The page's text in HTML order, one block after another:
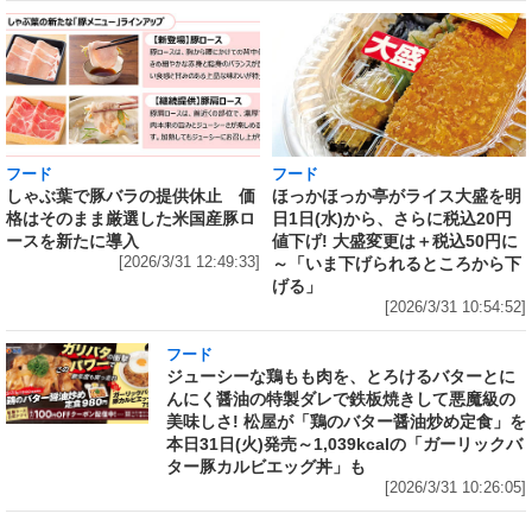
フード
しゃぶ葉で豚バラの提供休止 価
格はそのまま厳選した米国産豚ロ
ースを新たに導入
[2026/3/31 12:49:33]
フード
ほっかほっか亭がライス大盛を明
日1日(水)から、さらに税込20円
値下げ! 大盛変更は＋税込50円に
～「いま下げられるところから下
げる」
[2026/3/31 10:54:52]
フード
ジューシーな鶏もも肉を、とろけるバターとに
んにく醤油の特製ダレで鉄板焼きして悪魔級の
美味しさ! 松屋が「鶏のバター醤油炒め定食」を
本日31日(火)発売～1,039kcalの「ガーリックバ
ター豚カルビエッグ丼」も
[2026/3/31 10:26:05]